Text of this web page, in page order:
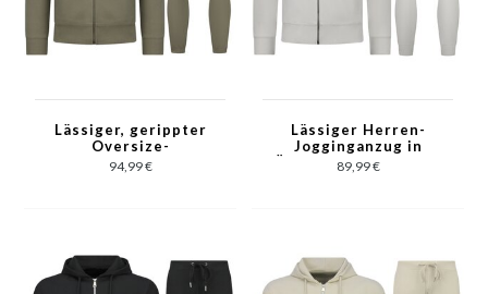
Lässiger, gerippter
Oversize-
Jogginganzug für
Herren – Herren-
94,99 €
Lässiger Herren-
Jogginganzug in
Übergröße – Herren-
Trainingsanzug –
89,99 €